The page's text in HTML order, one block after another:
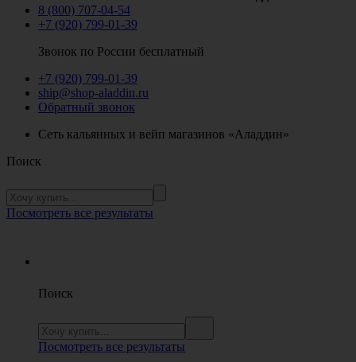
8 (800) 707-04-54
+7 (920) 799-01-39
Звонок по России бесплатный
+7 (920) 799-01-39
ship@shop-aladdin.ru
Обратный звонок
Сеть кальянных и вейп магазинов «Аладдин»
Поиск
Посмотреть все результаты
Поиск
Посмотреть все результаты